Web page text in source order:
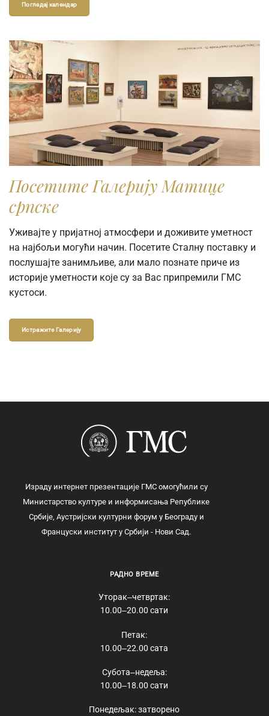
Погледај календар
Посетите Галерију Матице
српске
Уживајте у пријатној атмосфери и доживите уметност
на најбољи могући начин. Посетите Сталну поставку и
послушајте занимљиве, али мало познате приче из
историје уметности које су за Вас припремили ГМС
кустоси.
Истражите Галерију
Израду интернет презентације ГМС омогућили су
Министарство културе и информисања Републике
Србије, Аустријски културни форум у Београду и
Француски институт у Србији - Нови Сад.
РАДНО ВРЕМЕ
Уторак‒четвртак:
10.00‒20.00 сати
Петак:
10.00‒22.00 сата
Субота‒недеља:
10.00‒18.00 сати
Понедељак: затворено